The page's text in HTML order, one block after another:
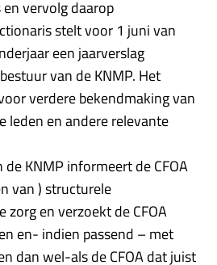
vervolg daarop
stelt voor 1 juni van
een jaarverslag
van de KNMP. Het
verdere bekendmaking van
leden en andere relevante
KNMP informeert de CFOA
van ) structurele
en verzoekt de CFOA
en- indien passend – met
dan wel-als de CFOA dat juist